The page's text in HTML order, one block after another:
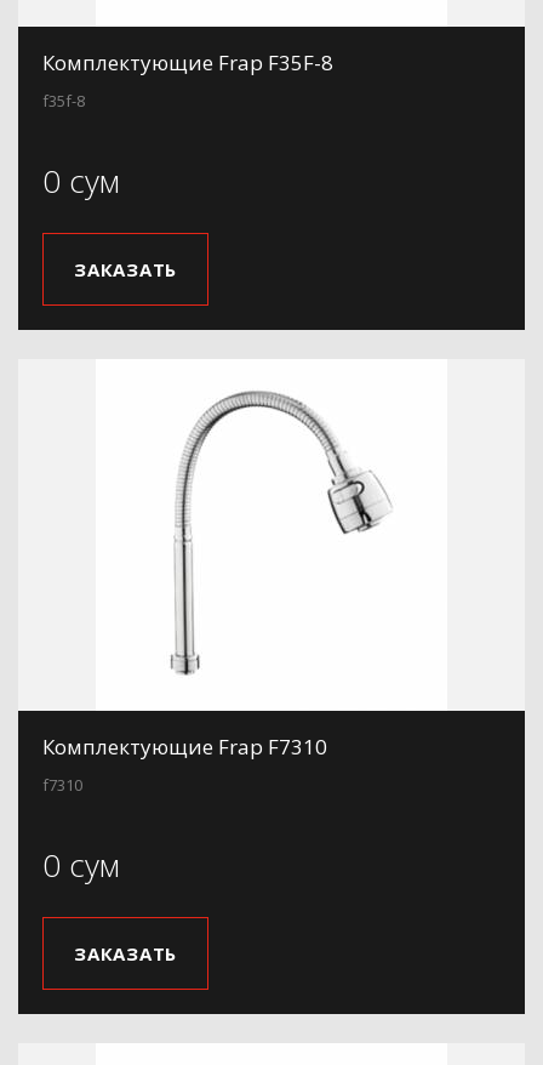
Комплектующие Frap F35F-8
f35f-8
0 сум
ЗАКАЗАТЬ
Комплектующие Frap F7310
f7310
0 сум
ЗАКАЗАТЬ